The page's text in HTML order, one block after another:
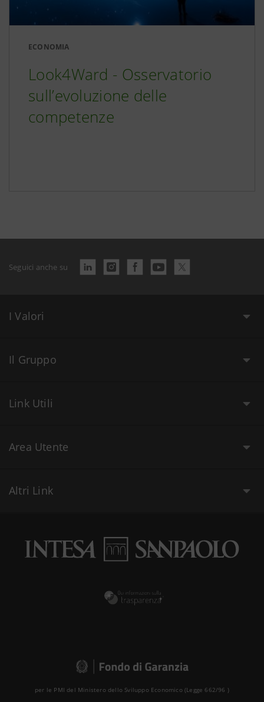
ECONOMIA
Look4Ward - Osservatorio
sull’evoluzione delle
competenze
Seguici anche su
I Valori
Il Gruppo
Link Utili
Area Utente
Altri Link
per le PMI del Ministero dello Sviluppo Economico (Legge 662/96 )